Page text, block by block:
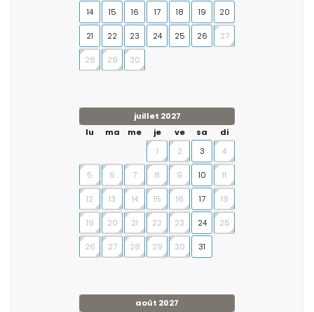
14 15 16 17 18 19 20
21 22 23 24 25 26 27
28 29 30
juillet 2027
lu
ma me je ve sa
di
1
2 3 4
5 6 7 8 9 10 11
12 13 14 15 16 17 18
19 20 21 22 23 24 25
26 27 28 29 30 31
août 2027